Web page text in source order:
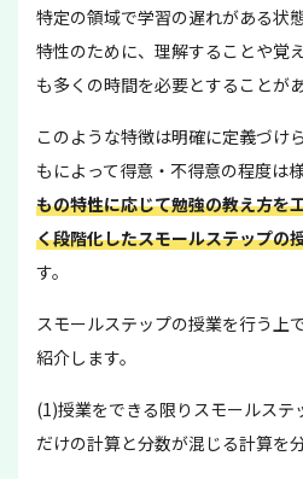
特定の領域で学習の遅れがある状
特性のために、理解することや覚
も多くの時間を必要とすることがあ
このような特徴は明確に定義づけ
もによって得意・不得意の程度は
もの特性に応じて勉強の教え方を
く段階化したスモールステップの
す。
スモールステップの授業を行う上
紹介します。
(1)授業をできる限りスモールステ
だけの計算と分数が混じる計算を